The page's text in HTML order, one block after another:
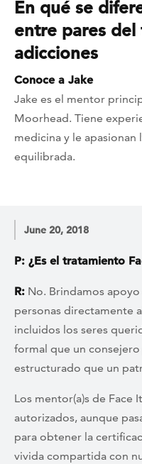
En qué se
entre pares
adicciones
Conoce a Jake
Jake es el mentor
Moorhead. Tiene
medicina y le
equilibrada.
June 20, 2018
P: ¿Es el tratamiento
R: No. Brindamos
personas directamente
incluidos los seres
formal que un
estructurado que un
Los mentor(a)s de Face
autorizados, aunque
para obtener la
vivida compartida con